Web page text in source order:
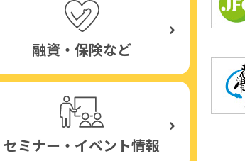
融資・保険など
セミナー・イベント情報